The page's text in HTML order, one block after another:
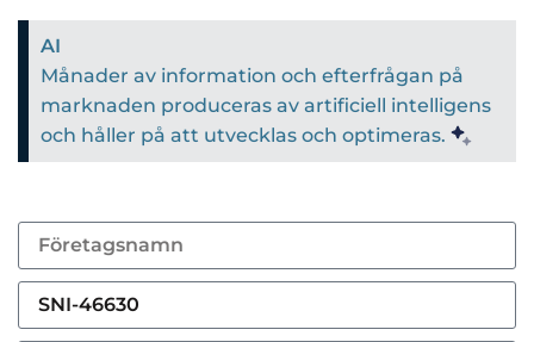
AI
Månader av information och efterfrågan på
marknaden produceras av artificiell intelligens
och håller på att utvecklas och optimeras.